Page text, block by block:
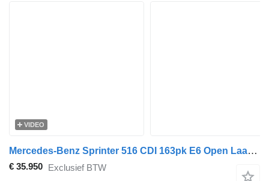
VIDEO
Mercedes-Benz Sprinter 516 CDI 163pk E6 Open Laadbak/Oprijwagen 2760kg laadver
€ 35.950 Exclusief BTW